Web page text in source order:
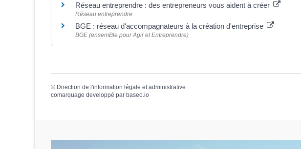
Réseau entreprendre : des entrepreneurs vous aident à créer
Réseau entreprendre
BGE : réseau d'accompagnateurs à la création d'entreprise
BGE (ensemBle pour Agir et Entreprendre)
© Direction de l'information légale et administrative
comarquage developpé par baseo.io